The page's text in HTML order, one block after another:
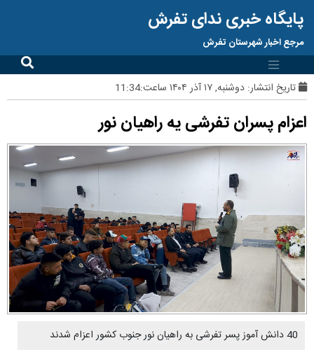
پایگاه خبری ندای تفرش
مرجع اخبار شهرستان تفرش
تاریخ انتشار: دوشنبه, ۱۷ آذر ۱۴۰۴ ساعت:11:34
اعزام پسران تفرشی یه راهیان نور
40 دانش آموز پسر تفرشی به راهیان نور جنوب کشور اعزام شدند